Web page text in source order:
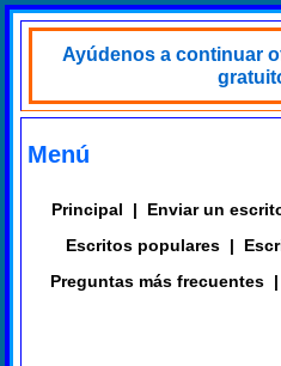
Ayúdenos a continuar
Menú
Principal | Enviar un
Escritos populares |
Preguntas más frecuentes |